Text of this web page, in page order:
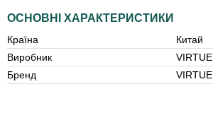
ОСНОВНІ ХАРАКТЕРИСТИКИ
Країна
Китай
Виробник
VIRTUE
Бренд
VIRTUE